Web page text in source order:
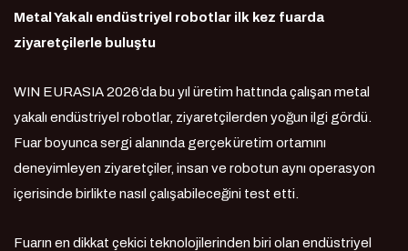
Metal Yakalı endüstriyel robotlar ilk kez fuarda
ziyaretçilerle buluştu
WIN EURASIA 2026’da bu yıl üretim hattında çalışan metal
yakalı endüstriyel robotlar, ziyaretçilerden yoğun ilgi gördü.
Fuar boyunca sergi alanında gerçek üretim ortamını
deneyimleyen ziyaretçiler, insan ve robotun aynı operasyon
içerisinde birlikte nasıl çalışabileceğini test etti.
Fuarın en dikkat çekici teknolojilerinden biri olan endüstriyel